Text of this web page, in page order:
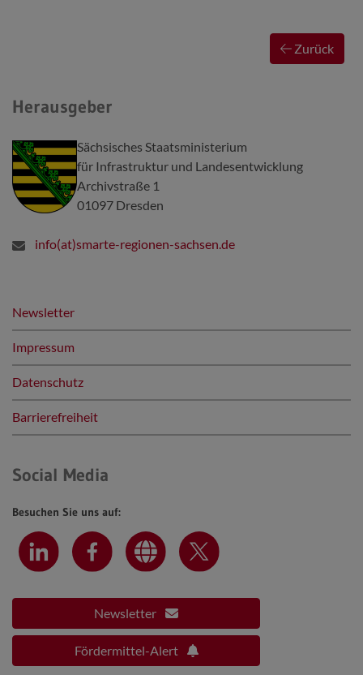
Zurück
Herausgeber
Sächsisches Staatsministerium
für Infrastruktur und Landesentwicklung
Archivstraße 1
01097 Dresden
info(at)smarte-regionen-sachsen.de
Newsletter
Impressum
Datenschutz
Barrierefreiheit
Social Media
Besuchen Sie uns auf:
Newsletter
Fördermittel-Alert